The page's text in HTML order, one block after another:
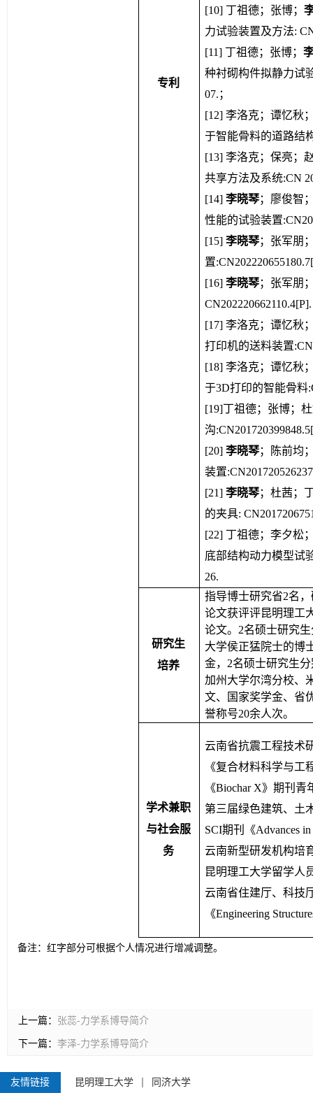
专利
[10] 丁祖德；张博；
力试验装置及方法:
[11] 丁祖德；张博；
种衬砌构件拟静力试
07.；
[12] 李洛克；谭忆秋
于智能骨料的道路结
[13] 李洛克；保亮；
共享方法及系统:CN
[14] 李晓琴；廖俊智
性能的试验装置
[15] 李晓琴；张军朋
置
[16] 李晓琴；张军朋
[17] 李洛克；谭忆秋
打印机的送料装置
[18] 李洛克；谭忆秋
于3D打印的智能骨料
[19]丁祖德；张博；
沟
[20] 李晓琴； 陈前均
装置
[21] 李晓琴； 杜茜 ；
的夹具:
[22] 丁祖德；李夕松
底部结构动力模型试
26.
研究生
培养
指导博士研究省2名
论文获评评昆明理工
论文。2名硕士研究
大学侯正猛院士的博
金，2名硕士研究生
加州大学尔湾分校、
文、国家奖学金、省
誉称号20余人次。
学术兼职
与社会服
务
云南省抗震工程技术
《复合材料科学与
《Biochar X》期刊青
第三届绿色建筑、土
SCI期刊《Advances
云南新型研发机构培
昆明理工大学留学人
云南省住建厅、科技
《Engineering
备注：红字部分可根据个人情况进行增减调整。
上一篇： 张蕊-力学系博导简介
下一篇： 李泽-力学系博导简介
友情链接 昆明理工大学 同济大学